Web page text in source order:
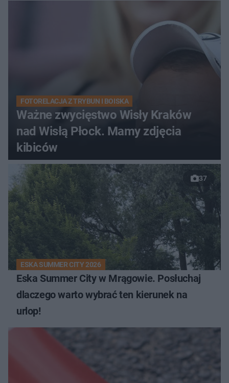
FOTORELACJA Z TRYBUN I BOISKA
Ważne zwycięstwo Wisły Kraków
nad Wisłą Płock. Mamy zdjęcia
kibiców
37
ESKA SUMMER CITY 2026
Eska Summer City w Mrągowie. Posłuchaj
dlaczego warto wybrać ten kierunek na
urlop!